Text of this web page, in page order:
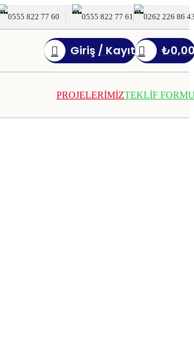
0555 822 77 60 0555 822 77 61 0262 226 86
Giriş / Kayıt ₺
PROJELERİMİZTEKLİF